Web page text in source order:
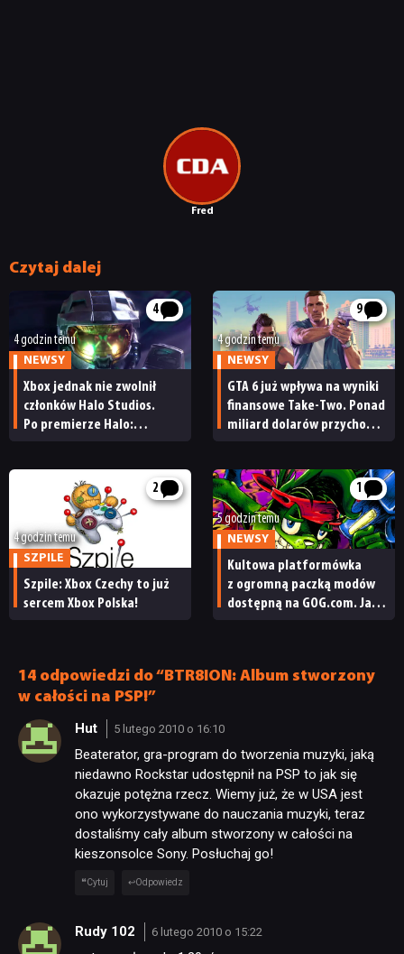
NEWSY
RECENZJE
PUBLICYSTYKA
KULTURA
Fred
Czytaj dalej
4
4 godzin temu
NEWSY
Xbox jednak nie zwolnił
członków Halo Studios.
Po premierze Halo:
9
4 godzin temu
NEWSY
GTA 6 już wpływa na wyniki
finansowe Take-Two. Ponad
miliard dolarów przychodu
2
4 godzin temu
SZPILE
Szpile: Xbox Czechy to już
sercem Xbox Polska!
1
5 godzin temu
NEWSY
Kultowa platformówka
z ogromną paczką modów
dostępną na GOG.com. Jazz
14 odpowiedzi do “BTR8ION: Album stworzony
w całości na PSP!”
Hut 5 lutego 2010 o 16:10
Beaterator, gra-program do tworzenia muzyki, jaką
niedawno Rockstar udostępnił na PSP to jak się
okazuje potężna rzecz. Wiemy już, że w USA jest
ono wykorzystywane do nauczania muzyki, teraz
dostaliśmy cały album stworzony w całości na
kieszonsolce Sony. Posłuchaj go!
Cytuj Odpowiedz
Rudy 102 6 lutego 2010 o 15:22